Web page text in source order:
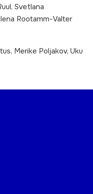
Svetlana
Rootamm-Valter
Merike Poljakov, Uku